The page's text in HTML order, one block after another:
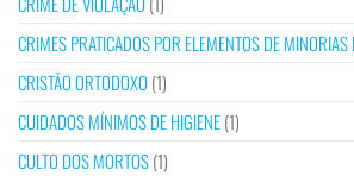
CRIMES PRATICADOS POR ELEMENTOS DE MINORIAS
CRISTÃO ORTODOXO (1)
CUIDADOS MÍNIMOS DE HIGIENE(1)
CULTO DOS MORTOS(1)